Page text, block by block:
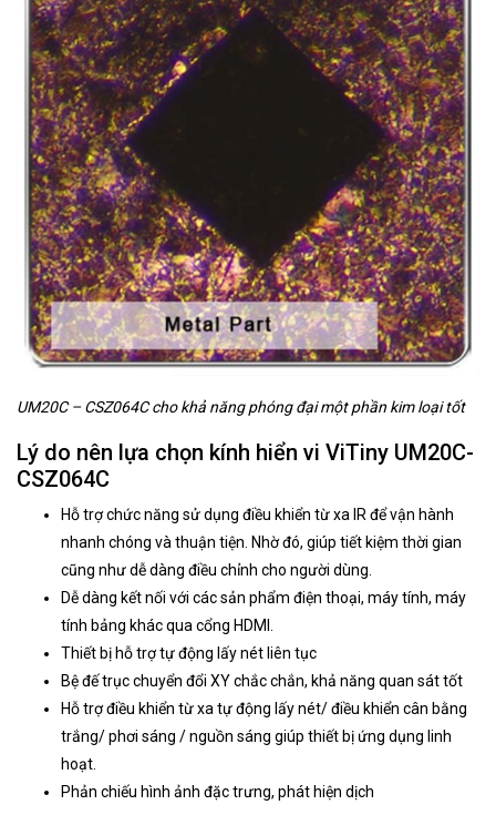
UM20C – CSZ064C cho khả năng phóng đại một phần kim loại tốt
Lý do nên lựa chọn kính hiển vi ViTiny UM20C-
CSZ064C
Hỗ trợ chức năng sử dụng điều khiển từ xa IR để vận hành
nhanh chóng và thuận tiện. Nhờ đó, giúp tiết kiệm thời gian
cũng như dễ dàng điều chỉnh cho người dùng.
Dễ dàng kết nối với các sản phẩm điện thoại, máy tính, máy
tính bảng khác qua cổng HDMI.
Thiết bị hỗ trợ tự động lấy nét liên tục
Bệ đế trục chuyển đổi XY chắc chắn, khả năng quan sát tốt
Hỗ trợ điều khiển từ xa tự động lấy nét/ điều khiển cân bằng
trắng/ phơi sáng / nguồn sáng giúp thiết bị ứng dụng linh
hoạt.
Phản chiếu hình ảnh đặc trưng, ​​phát hiện dịch